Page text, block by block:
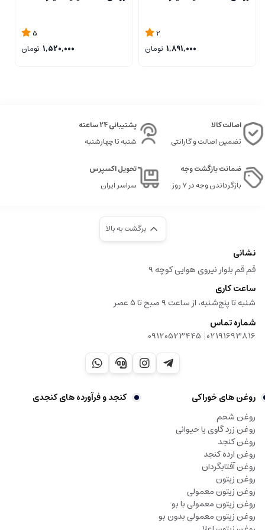
2
1,891,000 تومان
5
1,520,000 تومان
اصالت کالا
تضمین اصالت و گارانتی
پشتیبانی 24 ساعته
شنبه تا چهارشنبه
ضمانت بازگشت وجه
بازگرداندن وجه در ۷ روز
تحویل اکسپرس
سراسر ایران
برگشت به بالا
نشانی
قم قم بلوار نیروی هوایی کوچه 9
ساعت کاری
شنبه تا پنج‌شنبه، از ساعت ۹ صبح تا ۵ عصر
شماره تماس
02191693816
|
09120523445
روغن های خوراکی
روغن شحم
روغن زرد گاوی یا حیوانی
روغن کنجد
روغن ارده کنجد
روغن آفتابگردان
روغن زیتون
روغن زیتون معمولی
روغن زیتون معمولی با بو
روغن زیتون معمولی بدون بو
کنجد و فرآورده های کنجدی